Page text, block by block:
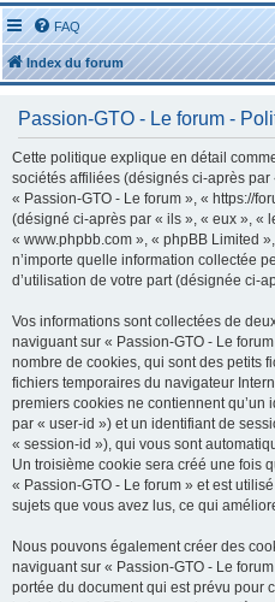
FAQ
Index du forum
Passion-GTO - Le forum -
Cette politique explique en détail
sociétés affiliées (désignés ci-après par
« Passion-GTO - Le forum », « https://
(désigné ci-après par « ils », « eux », «
« www.phpbb.com », « phpBB Limited
n’importe quelle information collectée
d’utilisation de votre part (désignée ci-
Vos informations sont collectées de
naviguant sur « Passion-GTO - Le
nombre de cookies, qui sont des petits
fichiers temporaires du navigateur
premiers cookies ne contiennent
par « user-id ») et un identifiant de
« session-id »), qui vous sont
Un troisième cookie sera créé une fois
« Passion-GTO - Le forum » et est
sujets que vous avez lus, ce qui
Nous pouvons également créer des
naviguant sur « Passion-GTO - Le
portée du document qui est prévu pour